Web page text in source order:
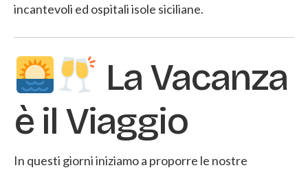
incantevoli ed ospitali isole siciliane.
La Vacanza
è il Viaggio
In questi giorni iniziamo a proporre le nostre